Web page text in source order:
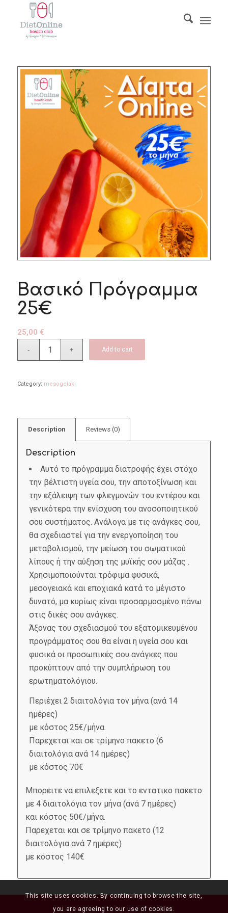
Βασικό Πρόγραμμα
25€
25,00 €
Add to cart
Category: mesogeiaki
Description Reviews (0)
Description
Αυτό το πρόγραμμα διατροφής έχει στόχο
την βέλτιστη υγεία σου, την αποτοξίνωση και
την εξάλειψη των φλεγμονών του εντέρου και
γενικότερα την ενίσχυση του ανοσοποιητικού
σου συστήματος. Ανάλογα με τις ανάγκες σου,
θα σχεδιαστεί για την ενεργοποίηση του
μεταβολισμού, την μείωση του σωματικού
λίπους ή την αύξηση της μυϊκής σου μάζας .
Χρησιμοποιούνται τρόφιμα φυσικά,
μεσογειακά και εποχιακά κατά το μέγιστο
δυνατό, μα κυρίως είναι προσαρμοσμένο πάνω
στις δικές σου ανάγκες.
Άξονας του σχεδιασμού του εξατομικευμένου
προγράμματος σου θα είναι η υγεία σου και
φυσικά οι προσωπικές σου ανάγκες που
προκύπτουν από την συμπλήρωση του
ερωτηματολόγιου.
Περιέχει 2 διαιτολόγια τον μήνα (ανά 14
ημέρες)
με κόστος 25€/μήνα.
Παρεχεται και σε τρίμηνο πακετο (6
διαιτολόγια ανά 14 ημέρες)
με κόστος 70€
Μπορειτε να επιλεξετε και το εντατικο πακετο
με 4 διαιτολόγια τον μήνα (ανά 7 ημέρες)
και κόστος 50€/μήνα.
Παρεχεται και σε τρίμηνο πακετο (12
διαιτολόγια ανά 7 ημέρες)
με κόστος 140€
This site uses cookies. By continuing to browse the site,
you are agreeing to our use of cookies.